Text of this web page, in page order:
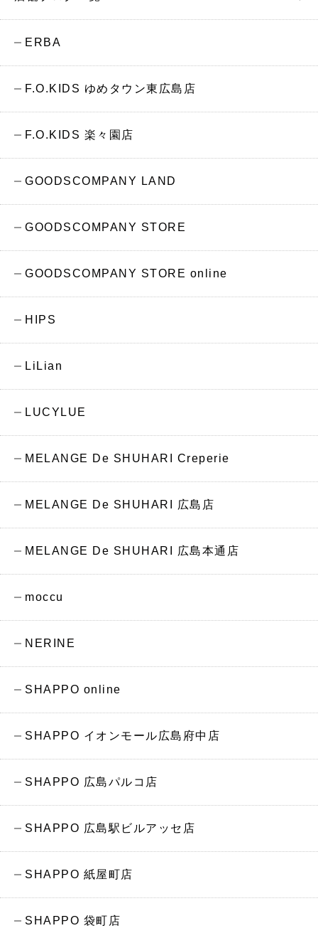
ERBA
F.O.KIDS ゆめタウン東広島店
F.O.KIDS 楽々園店
GOODSCOMPANY LAND
GOODSCOMPANY STORE
GOODSCOMPANY STORE online
HIPS
LiLian
LUCYLUE
MELANGE De SHUHARI Creperie
MELANGE De SHUHARI 広島店
MELANGE De SHUHARI 広島本通店
moccu
NERINE
SHAPPO online
SHAPPO イオンモール広島府中店
SHAPPO 広島パルコ店
SHAPPO 広島駅ビルアッセ店
SHAPPO 紙屋町店
SHAPPO 袋町店